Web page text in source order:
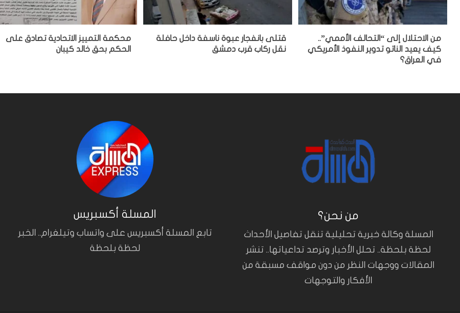
من الاحتلال إلى “التحالف الأممي”..
كيف يعيد الناتو تدوير النفوذ الأمريكي
في العراق؟
قتلى بانفجار عبوة ناسفة داخل حافلة
نقل ركاب قرب دمشق
محكمة التمييز الاتحادية تصادق على
الحكم بحق خالد كيبان
المسلة أكسبريس
تابع المسلة أكسبريس على واتساب وتيلغرام.. الخبر
لحظة بلحظة
من نحن؟
المسلة وكالة خبرية تحليلية تنقل تفاصيل الأحداث
لحظة بلحظة.. تحلل الأخبار وترصد تداعياتها.. تنشر
المقالات ووجهات النظر من دون مواقف مسبقة من
الأفكار والتوجهات